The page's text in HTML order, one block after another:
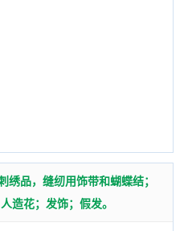
绣品，缝纫用饰带和蝴蝶结；
造花；发饰；假发。